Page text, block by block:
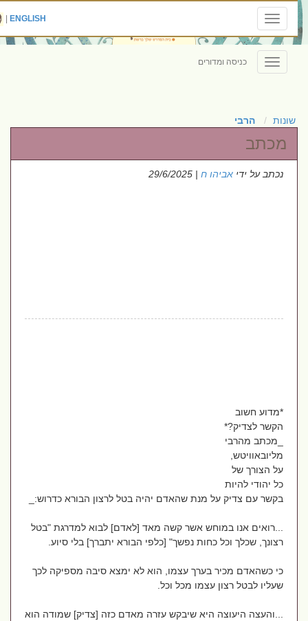
Toggle
navigation
ENGLISH
|
Toggle
navigation
כניסה ומדורים
שונות הרבי
מכתב
נכתב על ידיאביהו ח| 29/6/2025
*מדוע חשוב
הקשר לצדיק?*
_מכתב מהרבי
מליובאוויטש,
על הצורך של
כל יהודי להיות
בקשר עם צדיק על מנת שהאדם יהיה בטל לרצון הבורא כדרוש:_
...רואים אנו במוחש אשר קשה מאד [לאדם] לבוא למדרגת "בטל
רצונך, שכלך וכל כחות נפשך" [כלפי הבורא יתברך] בלי סיוע.
כי כשהאדם מכיר בערך עצמו, הוא לא ימצא סיבה מספיקה לכך
שעליו לבטל רצון עצמו מכל וכל.
...והעצה היעוצה היא שיבקש עזרה מאדם כזה [צדיק] שמודה הוא